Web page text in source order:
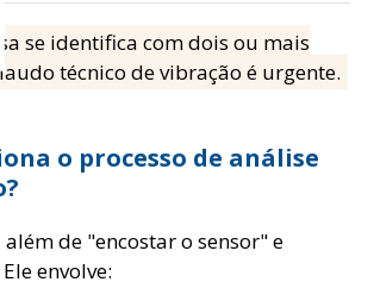
se identifica com dois ou mais
técnico de vibração é urgente.
o processo de análise
de "encostar o sensor" e
envolve: